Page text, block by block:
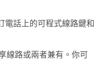
話上的可程式線路鍵和
線路或兩者兼有。你可